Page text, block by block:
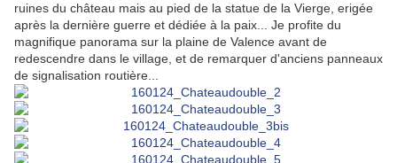
ruines du château mais au pied de la statue de la Vierge, erigée
après la dernière guerre et dédiée à la paix... Je profite du
magnifique panorama sur la plaine de Valence avant de
redescendre dans le village, et de remarquer d'anciens panneaux
de signalisation routière...